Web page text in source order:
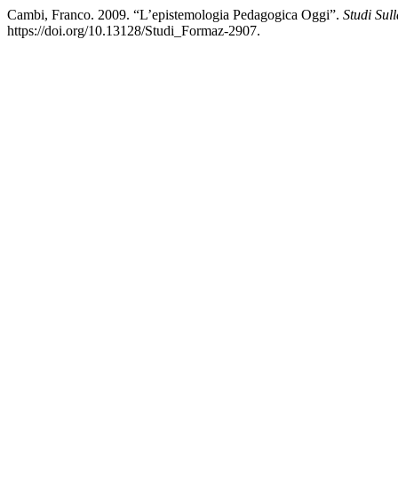
Cambi, Franco. 2009. “L’epistemologia Pedagogica Oggi”. Studi
https://doi.org/10.13128/Studi_Formaz-2907.